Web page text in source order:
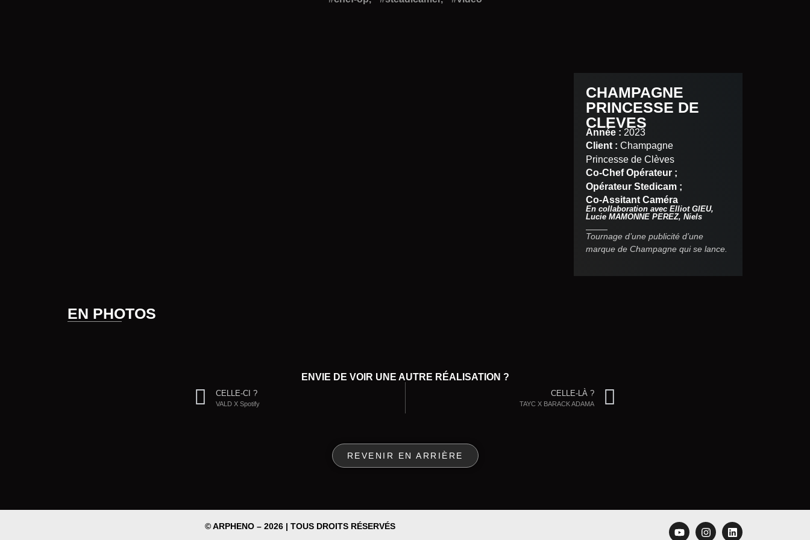
CHAMPAGNE
PRINCESSE DE
CLEVES
Année : 2023
Client : Champagne
Princesse de Clèves
Co-Chef Opérateur ;
Opérateur Stedicam ;
Co-Assitant Caméra
En collaboration avec Elliot GIEU,
Lucie MAMONNE PEREZ, Niels
Tournage d’une publicité d’une
marque de Champagne qui se lance.
EN PHOTOS
ENVIE DE VOIR UNE AUTRE RÉALISATION ?
CELLE-CI ?
VALD X Spotify
CELLE-LÀ ?
TAYC X BARACK ADAMA
REVENIR EN ARRIÈRE
© ARPHENO – 2026 | TOUS DROITS RÉSERVÉS